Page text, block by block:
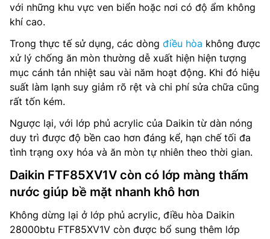
với những khu vực ven biển hoặc nơi có độ ẩm không
khí cao.
Trong thực tế sử dụng, các dòng điều hòa không được
xử lý chống ăn mòn thường dễ xuất hiện hiện tượng
mục cánh tản nhiệt sau vài năm hoạt động. Khi đó hiệu
suất làm lạnh suy giảm rõ rệt và chi phí sửa chữa cũng
rất tốn kém.
Ngược lại, với lớp phủ acrylic của Daikin từ dàn nóng
duy trì được độ bền cao hơn đáng kể, hạn chế tối đa
tình trạng oxy hóa và ăn mòn tự nhiên theo thời gian.
Daikin FTF85XV1V còn có lớp màng thấm
nước giúp bề mặt nhanh khô hơn
Không dừng lại ở lớp phủ acrylic, điều hòa Daikin
28000btu FTF85XV1V còn được bổ sung thêm lớp